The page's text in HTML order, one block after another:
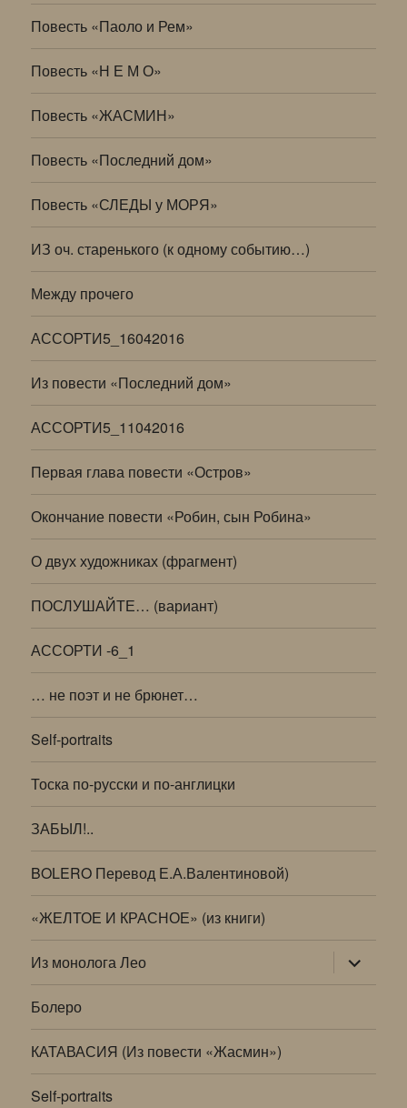
Повесть «Паоло и Рем»
Повесть «Н Е М О»
Повесть «ЖАСМИН»
Повесть «Последний дом»
Повесть «СЛЕДЫ у МОРЯ»
ИЗ оч. старенького (к одному событию…)
Между прочего
АССОРТИ5_16042016
Из повести «Последний дом»
АССОРТИ5_11042016
Первая глава повести «Остров»
Окончание повести «Робин, сын Робина»
О двух художниках (фрагмент)
ПОСЛУШАЙТЕ… (вариант)
АССОРТИ -6_1
… не поэт и не брюнет…
Self-portraits
Тоска по-русски и по-англицки
ЗАБЫЛ!..
BOLERO Перевод Е.А.Валентиновой)
«ЖЕЛТОЕ И КРАСНОЕ» (из книги)
Из монолога Лео раскрыть
дочернее
меню
Болеро
КАТАВАСИЯ (Из повести «Жасмин»)
Self-portraits